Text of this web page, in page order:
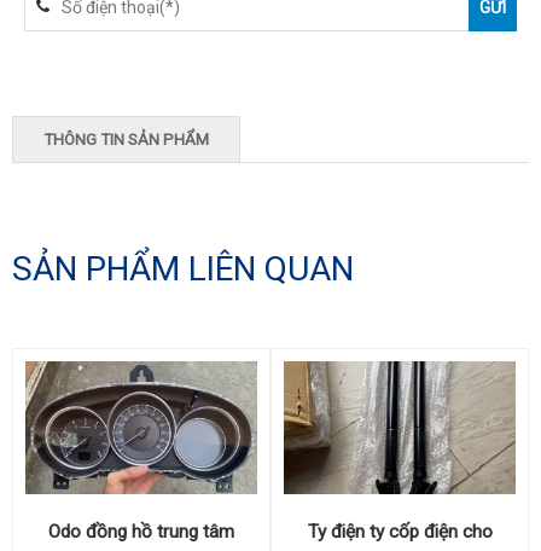
THÔNG TIN SẢN PHẨM
SẢN PHẨM LIÊN QUAN
Odo đồng hồ trung tâm
Ty điện ty cốp điện cho